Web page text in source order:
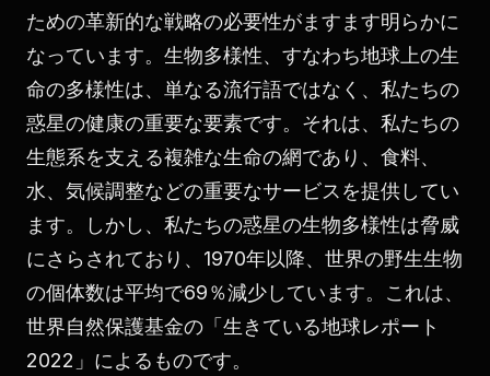
ための革新的な戦略の必要性がますます明らかに
なっています。生物多様性、すなわち地球上の生
命の多様性は、単なる流行語ではなく、私たちの
惑星の健康の重要な要素です。それは、私たちの
生態系を支える複雑な生命の網であり、食料、
水、気候調整などの重要なサービスを提供してい
ます。しかし、私たちの惑星の生物多様性は脅威
にさらされており、1970年以降、世界の野生生物
の個体数は平均で69％減少しています。これは、
世界自然保護基金の「生きている地球レポート
2022」によるものです。